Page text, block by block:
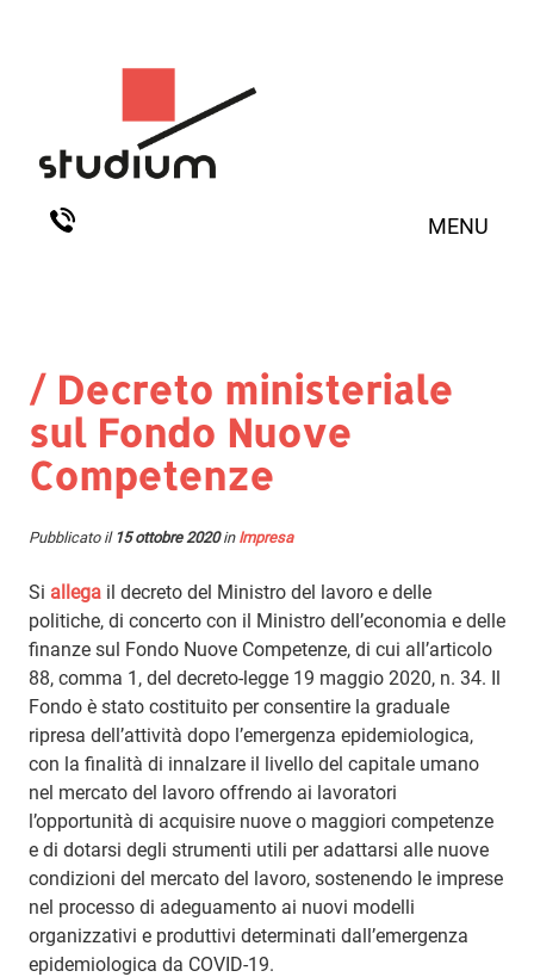
MENU
/ Decreto ministeriale
sul Fondo Nuove
Competenze
Pubblicato il 15 ottobre 2020in Impresa
Si allega il decreto del Ministro del lavoro e delle
politiche, di concerto con il Ministro dell’economia e delle
finanze sul Fondo Nuove Competenze, di cui all’articolo
88, comma 1, del decreto-legge 19 maggio 2020, n. 34. Il
Fondo è stato costituito per consentire la graduale
ripresa dell’attività dopo l’emergenza epidemiologica,
con la finalità di innalzare il livello del capitale umano
nel mercato del lavoro offrendo ai lavoratori
l’opportunità di acquisire nuove o maggiori competenze
e di dotarsi degli strumenti utili per adattarsi alle nuove
condizioni del mercato del lavoro, sostenendo le imprese
nel processo di adeguamento ai nuovi modelli
organizzativi e produttivi determinati dall’emergenza
epidemiologica da COVID-19.